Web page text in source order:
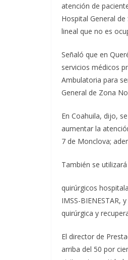
atención de
Hospital General
lineal que no es
Señaló que en
servicios médicos
Ambulatoria para
General de Zona
En Coahuila, dijo,
aumentar la
7 de Monclova;
También se
quirúrgicos
IMSS-BIENESTAR,
quirúrgica y
El director de
arriba del 50 por